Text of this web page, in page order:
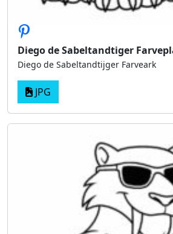
Diego de Sabeltandtiger
Diego de Sabeltandtijger Farveark
JPG